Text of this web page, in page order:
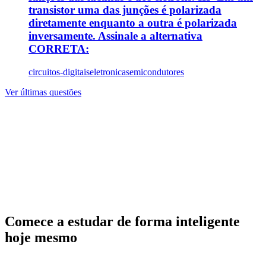
transistor uma das junções é polarizada
diretamente enquanto a outra é polarizada
inversamente. Assinale a alternativa
CORRETA:
circuitos-digitaiseletronicasemicondutores
Ver últimas questões
Comece a estudar de forma inteligente
hoje mesmo